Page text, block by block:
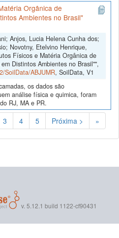
Orgânica de
Ambientes no Brasil"
Anjos, Lucia Helena Cunha dos;
Novotny, Etelvino Henrique,
Físicos e Matéria Orgânica de
Distintos Ambientes no Brasil"",
SoilData/ABJUMR, SoilData, V1
os dados são
análise física e quimica, foram
RJ, MA e PR.
3 4 5 Próxima > »
v. 5.12.1 build 1122-cf90431